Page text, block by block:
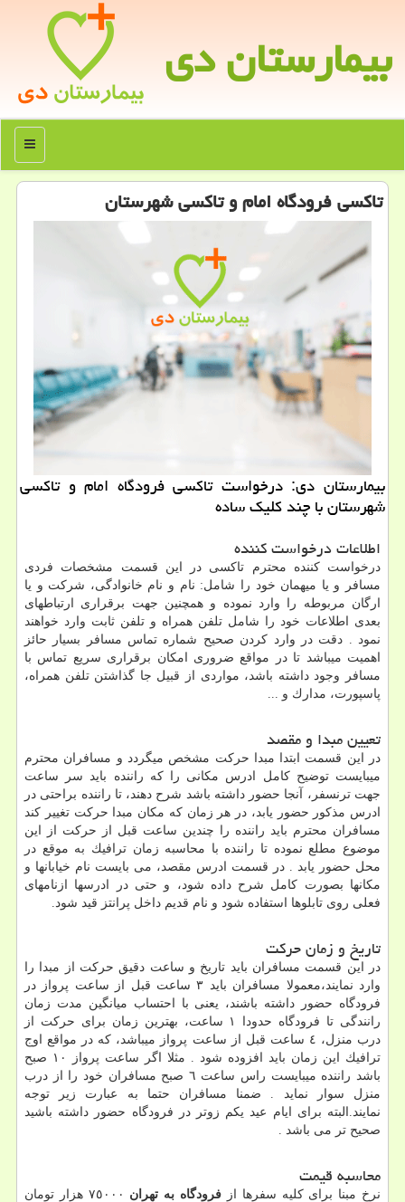
بیمارستان دی
منو
تاكسی فرودگاه امام و تاكسی شهرستان
بیمارستان دی: درخواست تاكسی فرودگاه امام و تاكسی
شهرستان با چند كلیك ساده
اطلاعات درخواست کننده
درخواست كننده محترم تاكسی در این قسمت مشخصات فردی
مسافر و یا میهمان خود را شامل: نام و نام خانوادگی، شركت و یا
ارگان مربوطه را وارد نموده و همچنین جهت برقراری ارتباطهای
بعدی اطلاعات خود را شامل تلفن همراه و تلفن ثابت وارد خواهند
نمود . دقت در وارد كردن صحیح شماره تماس مسافر بسیار حائز
اهمیت میباشد تا در مواقع ضروری امكان برقراری سریع تماس با
مسافر وجود داشته باشد، مواردی از قبیل جا گذاشتن تلفن همراه،
پاسپورت، مدارك و ...
تعیین مبدا و مقصد
در این قسمت ابتدا مبدا حركت مشخص میگردد و مسافران محترم
میبایست توضیح كامل ادرس مكانی را كه راننده باید سر ساعت
جهت ترنسفر، آنجا حضور داشته باشد شرح دهند، تا راننده براحتی در
ادرس مذكور حضور یابد، در هر زمان كه مكان مبدا حركت تغییر كند
مسافران محترم باید راننده را چندین ساعت قبل از حركت از این
موضوع مطلع نموده تا راننده با محاسبه زمان ترافیك به موقع در
محل حضور یابد . در قسمت ادرس مقصد، می بایست نام خیابانها و
مكانها بصورت كامل شرح داده شود، و حتی در ادرسها ازنامهای
فعلی روی تابلوها استفاده شود و نام قدیم داخل پرانتز قید شود.
تاریخ و زمان حرکت
در این قسمت مسافران باید تاریخ و ساعت دقیق حركت از مبدا را
وارد نمایند،معمولا مسافران باید ٣ ساعت قبل از ساعت پرواز در
فرودگاه حضور داشته باشند، یعنی با احتساب میانگین مدت زمان
رانندگی تا فرودگاه حدودا ١ ساعت، بهترین زمان برای حركت از
درب منزل، ٤ ساعت قبل از ساعت پرواز میباشد، كه در مواقع اوج
ترافیك این زمان باید افزوده شود . مثلا اگر ساعت پرواز ١٠ صبح
باشد راننده میبایست راس ساعت ٦ صبح مسافران خود را از درب
منزل سوار نماید . ضمنا مسافران حتما به عبارت زیر توجه
نمایند.البته برای ایام عید یكم زوتر در فرودگاه حضور داشته باشید
صحیح تر می باشد .
محاسبه قیمت
نرخ مبنا برای كلیه سفرها از فرودگاه به تهران
٧٥٠٠٠ هزار تومان